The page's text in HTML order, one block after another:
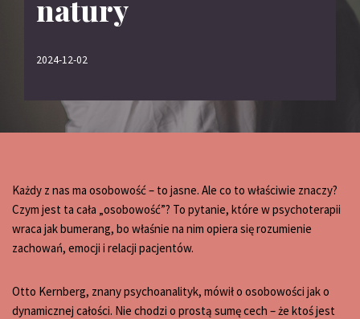
natury
2024-12-02
Każdy z nas ma osobowość – to jasne. Ale co to właściwie znaczy?
Czym jest ta cała „osobowość”? To pytanie, które w psychoterapii
wraca jak bumerang, bo właśnie na nim opiera się rozumienie
zachowań, emocji i relacji pacjentów.
Otto Kernberg, znany psychoanalityk, mówił o osobowości jak o
dynamicznej całości. Nie chodzi o prostą sumę cech – że ktoś jest